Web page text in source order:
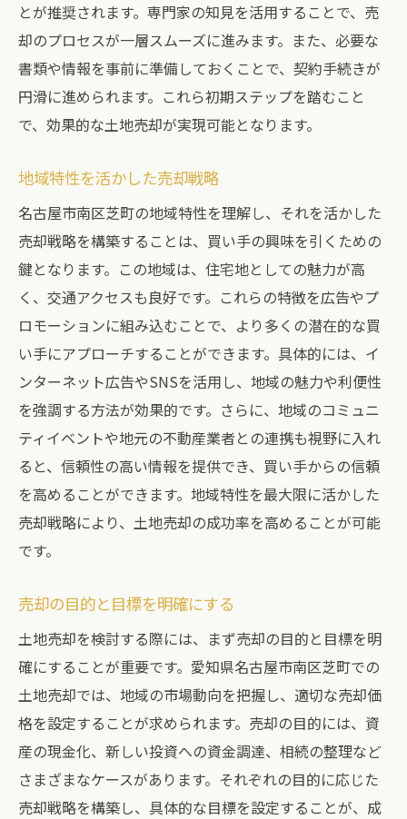
契約締結までのスムーズな手順
名古屋市南区芝町での土地売却市場を見極めた
効果的な方法
売却市場の状況を定期的に確認する方法
不動産エージェントの選び方と活用法
市場ニーズに応じた売却アプローチ
売却価格の見直しとそのタイミング
効果的なプロモーション活動の実施方法
名古屋市南区芝町での土地売却成功へのステッ
プ安心して進めるために
売却成功に向けた計画の立て方
売却後の手続きと次のステップ
成功事例から学ぶ土地売却の秘訣
売却プロセスを振り返ることで得られる教
訓
プロセスの詳細解説
売却準備からプロセスまでの詳細ガイド
土地売却成功のための重要なステップ
プロフェッショナルによる売却サポート
売却を成功に導くための時間管理術
売却活動の効果を最大化する方法
名古屋市南区芝町における地域特性活用法
とが推奨されます。専門家の知見を活用することで、売
却のプロセスが一層スムーズに進みます。また、必要な
書類や情報を事前に準備しておくことで、契約手続きが
円滑に進められます。これら初期ステップを踏むこと
で、効果的な土地売却が実現可能となります。
地域特性を活かした売却戦略
名古屋市南区芝町の地域特性を理解し、それを活かした
売却戦略を構築することは、買い手の興味を引くための
鍵となります。この地域は、住宅地としての魅力が高
く、交通アクセスも良好です。これらの特徴を広告やプ
ロモーションに組み込むことで、より多くの潜在的な買
い手にアプローチすることができます。具体的には、イ
ンターネット広告やSNSを活用し、地域の魅力や利便性
を強調する方法が効果的です。さらに、地域のコミュニ
ティイベントや地元の不動産業者との連携も視野に入れ
ると、信頼性の高い情報を提供でき、買い手からの信頼
を高めることができます。地域特性を最大限に活かした
売却戦略により、土地売却の成功率を高めることが可能
です。
売却の目的と目標を明確にする
土地売却を検討する際には、まず売却の目的と目標を明
確にすることが重要です。愛知県名古屋市南区芝町での
土地売却では、地域の市場動向を把握し、適切な売却価
格を設定することが求められます。売却の目的には、資
産の現金化、新しい投資への資金調達、相続の整理など
さまざまなケースがあります。それぞれの目的に応じた
売却戦略を構築し、具体的な目標を設定することが、成